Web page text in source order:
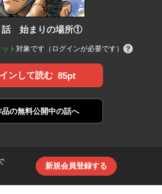
話 始まりの場所①
ト 対象です（ログインが必要です）
ンして読む 85pt
品の無料公開中の話へ
新規会員登録する